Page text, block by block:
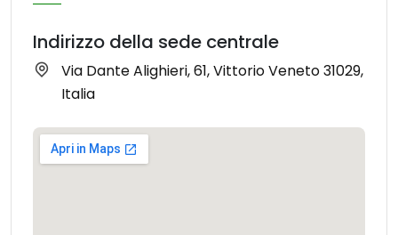
Indirizzo della sede centrale
Via Dante Alighieri, 61, Vittorio Veneto 31029,
Italia